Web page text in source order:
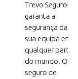
Trevo Seguros e
garanta a
segurança da
sua equipa em
qualquer parte
do mundo. O
seguro de